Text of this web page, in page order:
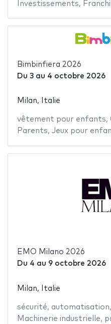
Investissements,
Bimbinfiera 2026
Du 3au 4 octobre 2026
Milan, Italie
vêtement pour enfants,
Parents, Jeux pour
EMO Milano 2026
Du 4 au 9 octobre 2026
Milan, Italie
sécurité, automatisation,
Machinerie industrielle,